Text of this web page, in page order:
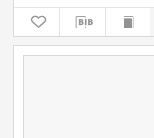
Swoiey Roku Panskiego
1775 [...] Wydany.